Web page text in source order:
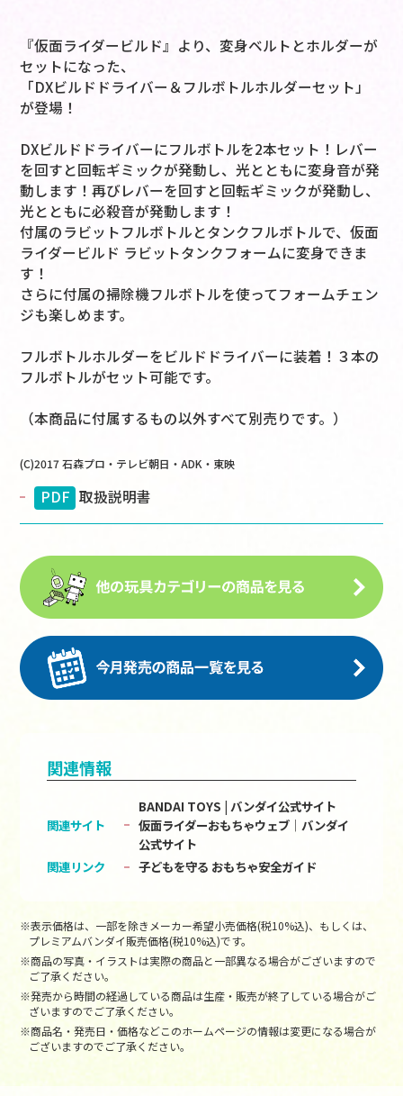
『仮面ライダービルド』より、変身ベルトとホルダーが
セットになった、
「DXビルドドライバー＆フルボトルホルダーセット」
が登場！
DXビルドドライバーにフルボトルを2本セット！レバー
を回すと回転ギミックが発動し、光とともに変身音が発
動します！再びレバーを回すと回転ギミックが発動し、
光とともに必殺音が発動します！
付属のラビットフルボトルとタンクフルボトルで、仮面
ライダービルド ラビットタンクフォームに変身できま
す！
さらに付属の掃除機フルボトルを使ってフォームチェン
ジも楽しめます。
フルボトルホルダーをビルドドライバーに装着！３本の
フルボトルがセット可能です。
（本商品に付属するもの以外すべて別売りです。）
(C)2017 石森プロ・テレビ朝日・ADK・東映
PDF 取扱説明書
関連情報
関連サイト
BANDAI TOYS | バンダイ公式サイト
仮面ライダーおもちゃウェブ│バンダイ
公式サイト
関連リンク
子どもを守る おもちゃ安全ガイド
※表示価格は、一部を除きメーカー希望小売価格(税10%込)、もしくは、
プレミアムバンダイ販売価格(税10%込)です。
※商品の写真・イラストは実際の商品と一部異なる場合がございますので
ご了承ください。
※発売から時間の経過している商品は生産・販売が終了している場合がご
ざいますのでご了承ください。
※商品名・発売日・価格などこのホームページの情報は変更になる場合が
ございますのでご了承ください。